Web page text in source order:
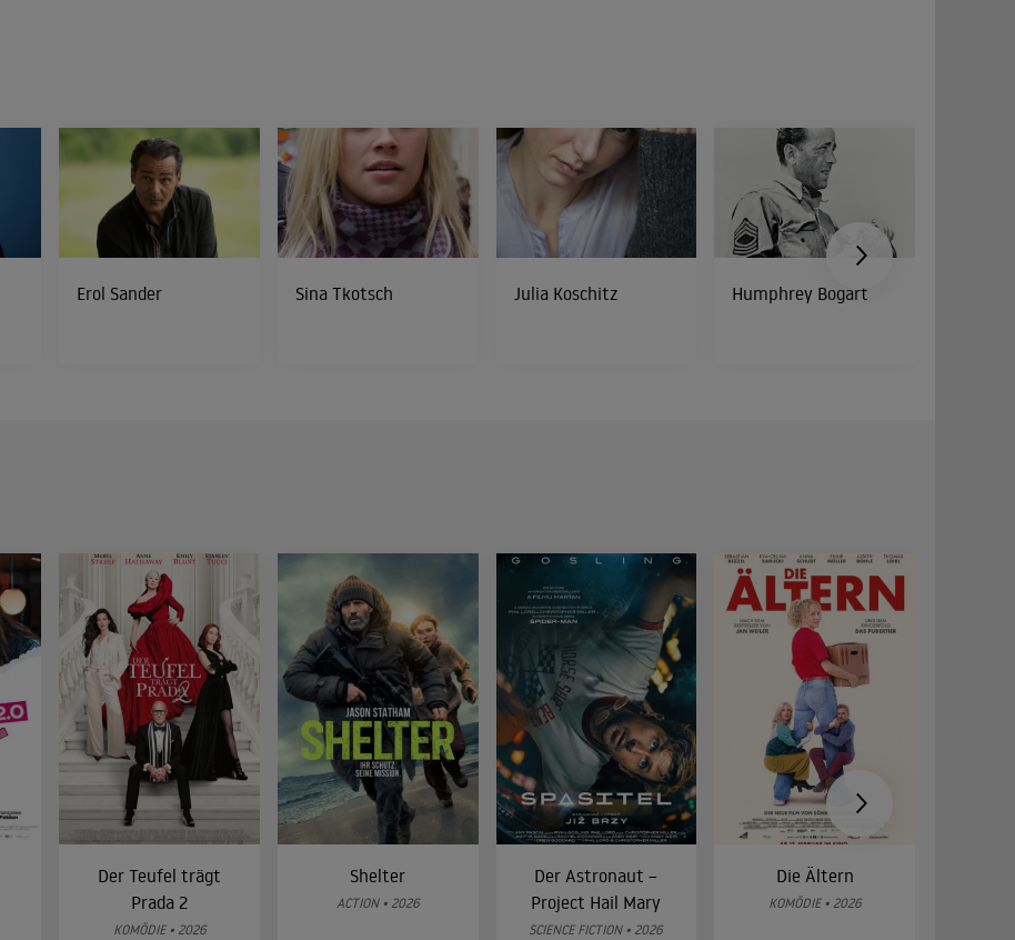
Erol Sander Sina Tkotsch Julia Koschitz Humphrey Bogart
Der Teufel trägt
Prada 2
KOMÖDIE • 2026
Shelter
ACTION • 2026
Der Astronaut –
Project Hail Mary
SCIENCE FICTION • 2026
Die Ältern
KOMÖDIE • 2026